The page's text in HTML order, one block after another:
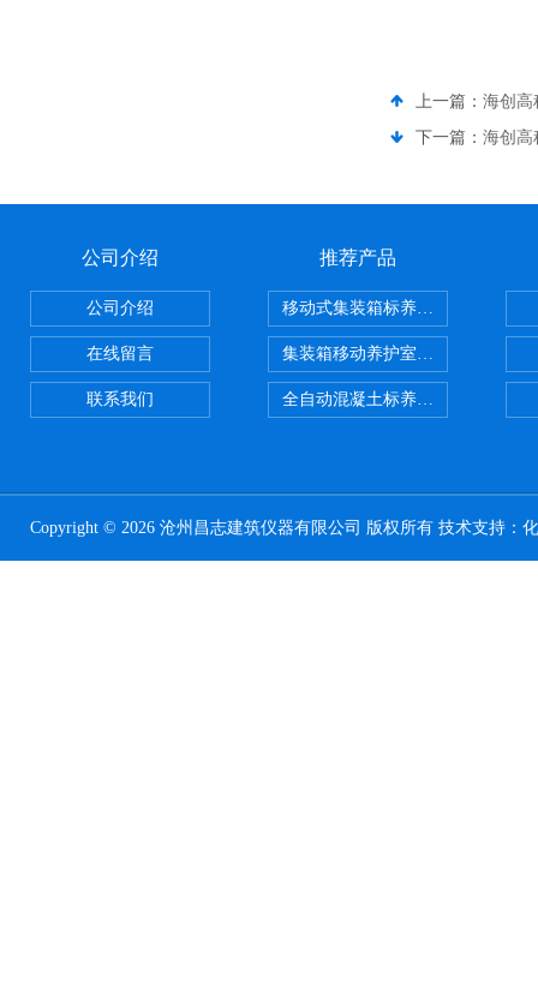
上一篇： 海创高
下一篇： 海创高
公司介绍
公司介绍
在线留言
联系我们
推荐产品
移动式集装箱标养室 养护室设备
集装箱移动养护室 标养室
全自动混凝土标养室恒温恒湿设备
Copyright © 2026 沧州昌志建筑仪器有限公司 版权所有 技术支持：